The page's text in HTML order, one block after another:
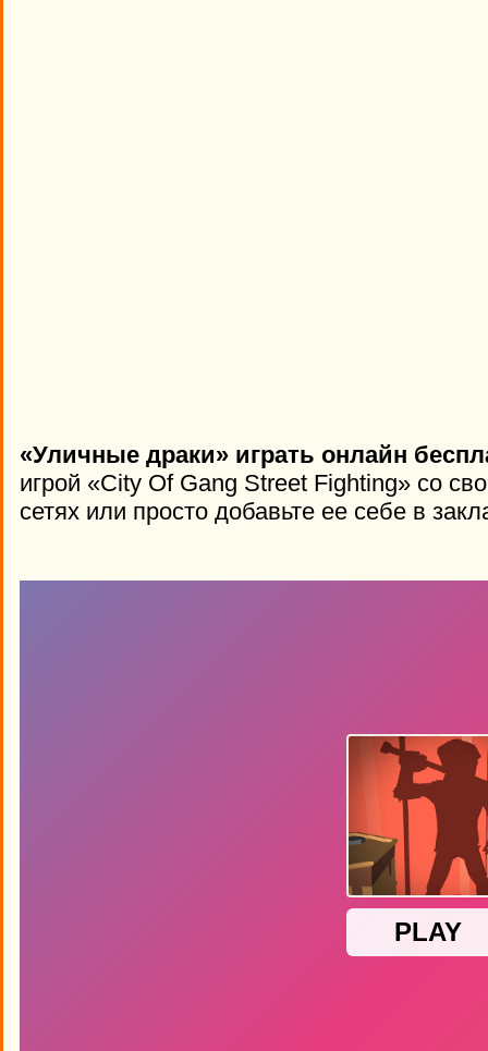
«Уличные драки» играть онлайн
игрой «City Of Gang Street Fighting» со
сетях или просто добавьте ее себе в